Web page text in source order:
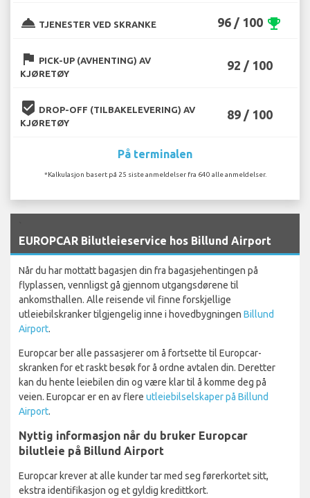
room_service TJENESTER VED SKRANKE 96 / 100 emoji_events
flag PICK-UP (AVHENTING) AV
KJØRETØY
92 / 100
beenhere DROP-OFF (TILBAKELEVERING) AV
KJØRETØY
89 / 100
På terminalen
*Kalkulasjon basert på 25 siste anmeldelser fra 640 alle anmeldelser.
EUROPCAR Bilutleieservice hos Billund Airport
Når du har mottatt bagasjen din fra bagasjehentingen på
flyplassen, vennligst gå gjennom utgangsdørene til
ankomsthallen. Alle reisende vil finne forskjellige
utleiebilskranker tilgjengelig inne i hovedbygningen Billund
Airport.
Europcar ber alle passasjerer om å fortsette til Europcar-
skranken for et raskt besøk for å ordne avtalen din. Deretter
kan du hente leiebilen din og være klar til å komme deg på
veien. Europcar er en av flere utleiebilselskaper på Billund
Airport.
Nyttig informasjon når du bruker Europcar
bilutleie på Billund Airport
Europcar krever at alle kunder tar med seg førerkortet sitt,
ekstra identifikasjon og et gyldig kredittkort.